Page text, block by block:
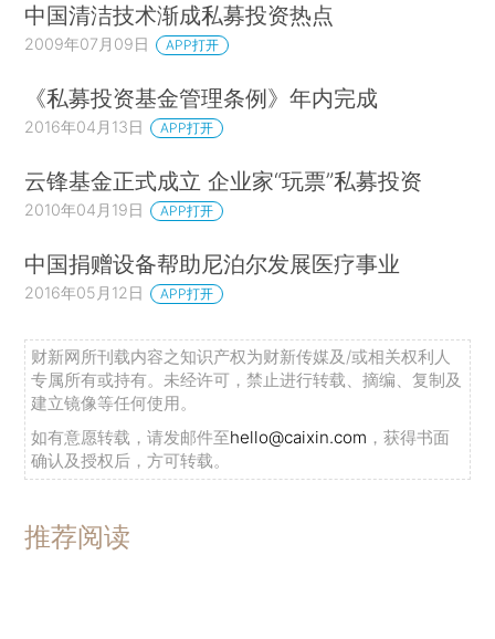
中国清洁技术渐成私募投资热点
2009年07月09日 APP打开
《私募投资基金管理条例》年内完成
2016年04月13日 APP打开
云锋基金正式成立 企业家“玩票”私募投资
2010年04月19日 APP打开
中国捐赠设备帮助尼泊尔发展医疗事业
2016年05月12日 APP打开
财新网所刊载内容之知识产权为财新传媒及/或相关权利人
专属所有或持有。未经许可，禁止进行转载、摘编、复制及
建立镜像等任何使用。
如有意愿转载，请发邮件至hello@caixin.com ，获得书面
确认及授权后，方可转载。
推荐阅读